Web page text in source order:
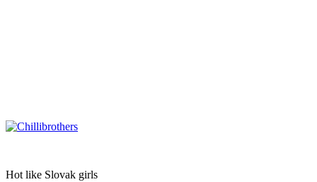
Hot like Slovak girls